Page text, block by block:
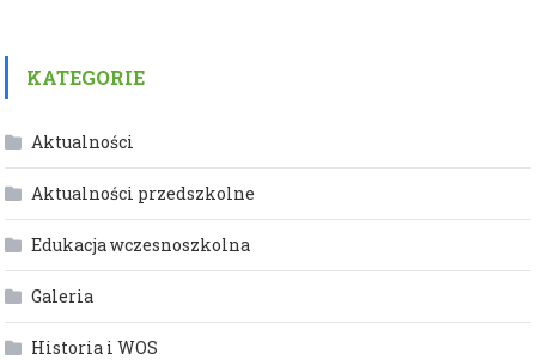
KATEGORIE
Aktualności
Aktualności przedszkolne
Edukacja wczesnoszkolna
Galeria
Historia i WOS